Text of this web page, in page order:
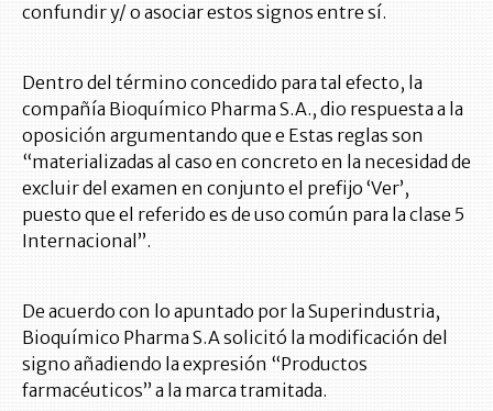
confundir y/ o asociar estos signos entre sí.
Dentro del término concedido para tal efecto, la
compañía Bioquímico Pharma S.A., dio respuesta a la
oposición argumentando que e Estas reglas son
“materializadas al caso en concreto en la necesidad de
excluir del examen en conjunto el prefijo ‘Ver’,
puesto que el referido es de uso común para la clase 5
Internacional”.
De acuerdo con lo apuntado por la Superindustria,
Bioquímico Pharma S.A solicitó la modificación del
signo añadiendo la expresión “Productos
farmacéuticos” a la marca tramitada.